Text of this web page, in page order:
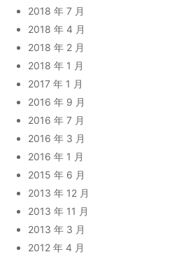
2018 年 7 月
2018 年 4 月
2018 年 2 月
2018 年 1 月
2017 年 1 月
2016 年 9 月
2016 年 7 月
2016 年 3 月
2016 年 1 月
2015 年 6 月
2013 年 12 月
2013 年 11 月
2013 年 3 月
2012 年 4 月